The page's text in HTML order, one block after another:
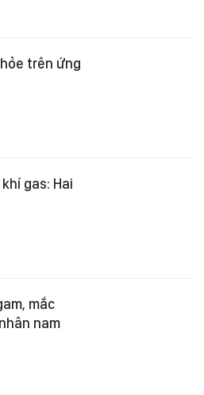
trên ứng
gas: Hai
mắc
nam